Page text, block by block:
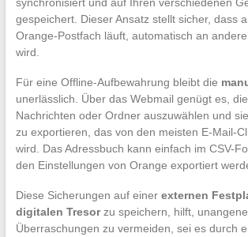
gespeichert. Dieser Ansatz stellt sicher, dass
Orange-Postfach läuft, automatisch an
wird.
Für eine Offline-Aufbewahrung bleibt die
unerlässlich. Über das Webmail genügt es,
Nachrichten oder Ordner auszuwählen und
zu exportieren, das von den meisten E-Mail-
wird. Das Adressbuch kann einfach im CSV-
den Einstellungen von Orange exportiert
Diese Sicherungen auf einer externen
digitalen Tresorzu speichern, hilft,
Überraschungen zu vermeiden, sei es durch